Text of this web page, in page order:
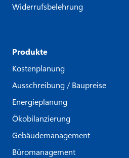
Widerrufsbelehrung
Produkte
Kostenplanung
Ausschreibung / Baupreise
Energieplanung
Ökobilanzierung
Gebäudemanagement
Büromanagement